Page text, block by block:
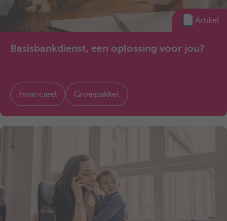
Artikel
Basisbankdienst, een oplossing voor jou?
Financieel Groeipakket